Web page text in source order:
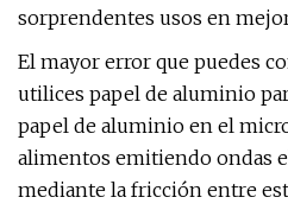
sorprendentes usos en
El mayor error que puedes
utilices papel de aluminio
papel de aluminio en el
alimentos emitiendo ondas
mediante la fricción entre